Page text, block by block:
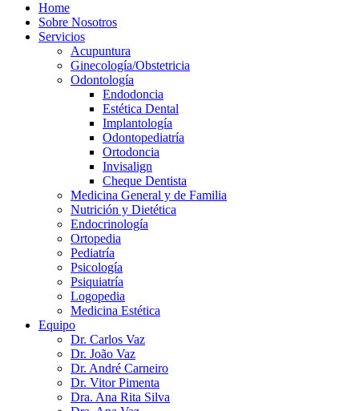
Home
Sobre Nosotros
Servicios
Acupuntura
Ginecología/Obstetricia
Odontología
Endodoncia
Estética Dental
Implantología
Odontopediatría
Ortodoncia
Invisalign
Cheque Dentista
Medicina General y de Familia
Nutrición y Dietética
Endocrinología
Ortopedia
Pediatría
Psicología
Psiquiatría
Logopedia
Medicina Estética
Equipo
Dr. Carlos Vaz
Dr. João Vaz
Dr. André Carneiro
Dr. Vitor Pimenta
Dra. Ana Rita Silva